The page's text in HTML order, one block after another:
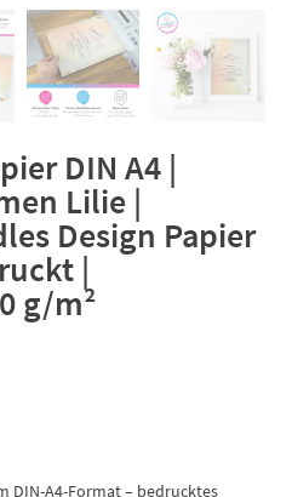
DIN A4 |
Lilie |
Design Papier
|
g/m²
DIN-A4-Format – bedrucktes